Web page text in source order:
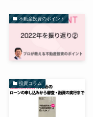
不動産投資のポイント
投資コラム